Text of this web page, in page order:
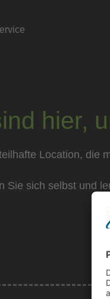
hier,
Location, die
Sie sich selbst und